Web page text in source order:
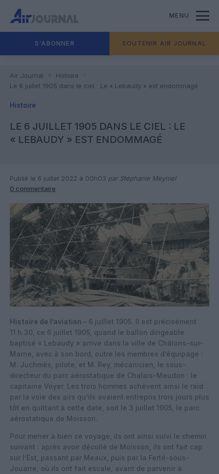
MENU
S'ABONNER SOUTENIR AIR JOURNAL
Air Journal
Histoire
Le 6 juillet 1905 dans le ciel : Le « Lebaudy » est endommagé
Histoire
LE 6 JUILLET 1905 DANS LE CIEL : LE
« LEBAUDY » EST ENDOMMAGÉ
Publié le 6 juillet 2022 à 00h03 par Stéphanie Meyniel
0 commentaire
Histoire de l’aviation – 6 juillet 1905. Il est précisément
11 h 30, ce 6 juillet 1905, quand le ballon dirigeable
baptisé « Lebaudy » arrive dans la ville de Châlons-sur-
Marne, avec à son bord, outre les membres d’équipage :
M. Juchmès, pilote, et M. Rey, mécanicien, le sous-
directeur du parc aérostatique de Chalais-Meudon : le
capitaine Voyer. Les trois hommes achèvent ainsi le raid
par la voie des airs qu’ils avaient entrepris trois jours plus
tôt en quittant à cette date, soit le 3 juillet 1905, le parc
aérostatique de Moisson.
Pour mener à bien ce voyage, ils ont ainsi suivi le chemin
suivant : après avoir décollé de Moisson, ils ont fait cap
sur l’Est, passant par Meaux, puis par la Ferté-sous-
Jouarre, où ils ont fait escale, avant de parvenir à